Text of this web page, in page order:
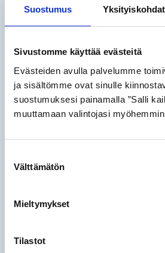
Suostumus Yksityiskohdat
Sivustomme käyttää evästeitä
Evästeiden avulla palvelumme
ja sisältömme ovat sinulle
suostumuksesi painamalla ”Salli
muuttamaan valintojasi
valinta
Välttämätön
Mieltymykset
Tilastot
R-Towing och Kvarken
ingår partnerskap om
17.09.2025
Nyhete
assistanstjänster, då R-Towing Oy